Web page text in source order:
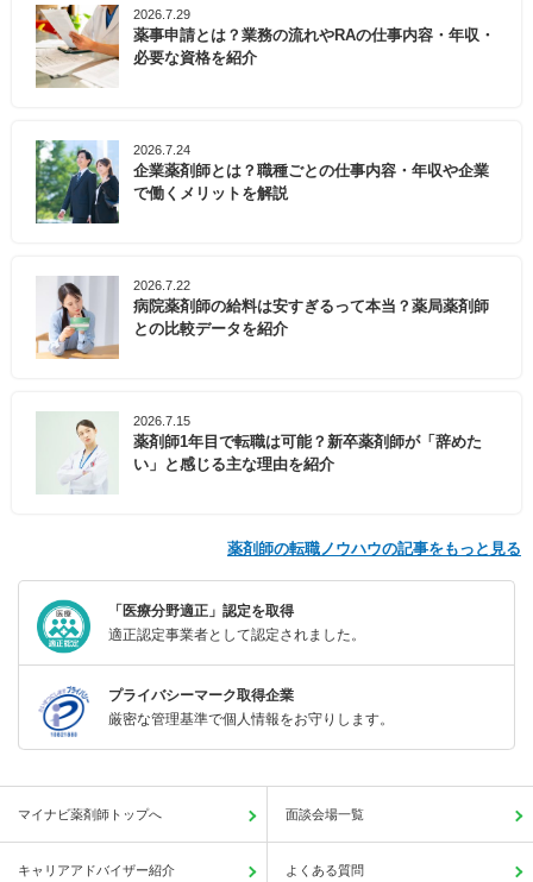
2026.7.29
薬事申請とは？業務の流れやRAの仕事内容・年収・
必要な資格を紹介
2026.7.24
企業薬剤師とは？職種ごとの仕事内容・年収や企業
で働くメリットを解説
2026.7.22
病院薬剤師の給料は安すぎるって本当？薬局薬剤師
との比較データを紹介
2026.7.15
薬剤師1年目で転職は可能？新卒薬剤師が「辞めた
い」と感じる主な理由を紹介
薬剤師の転職ノウハウの記事をもっと見る
「医療分野適正」認定を取得
適正認定事業者として認定されました。
プライバシーマーク取得企業
厳密な管理基準で個人情報をお守りします。
マイナビ薬剤師トップへ 面談会場一覧
キャリアアドバイザー紹介 よくある質問